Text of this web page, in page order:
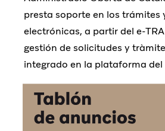
presta soporte en los trámites
electrónicas, a partir del e-
gestión de solicitudes y
integrado en la plataforma del